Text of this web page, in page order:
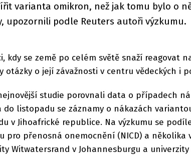
varianta omikron, než jak tomu bylo o
upozornili podle Reuters autoři výzkumu.
kdy se země po celém světě snaží reagovat
otázky o její závažnosti v centru vědeckých i
studie porovnali data o případech
do listopadu se záznamy o nákazách
v Jihoafrické republice. Na výzkumu se
pro přenosná onemocnění (NICD) a několika
Witwatersrand v Johannesburgu a